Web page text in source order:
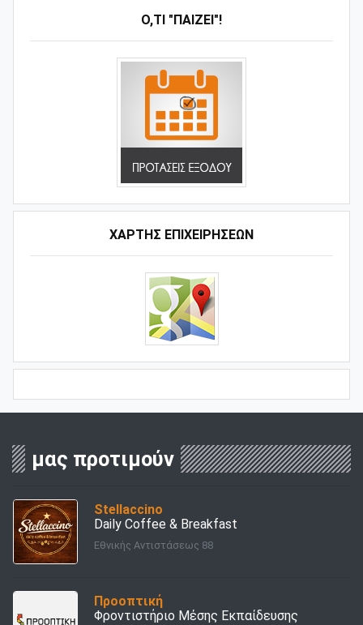
Ό,ΤΙ "ΠΑΊΖΕΙ"!
ΧΑΡΤΗΣ ΕΠΙΧΕΙΡΗΣΕΩΝ
μας προτιμούν
Stellaccino
Daily Coffee & Breakfast
Εθνικής Αντιστάσεως 88
Προοπτική
Φροντιστήριο Μέσης Εκπαίδευσης